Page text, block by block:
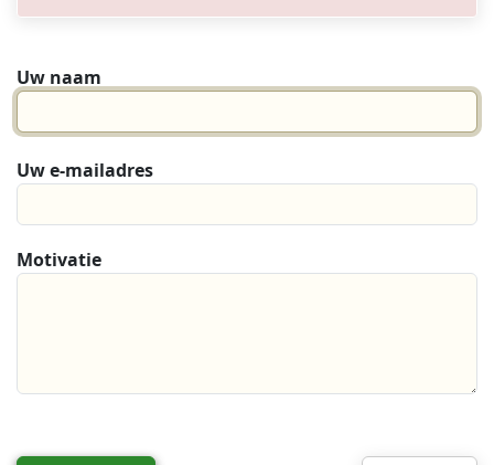
Uw naam
Uw e-mailadres
Motivatie